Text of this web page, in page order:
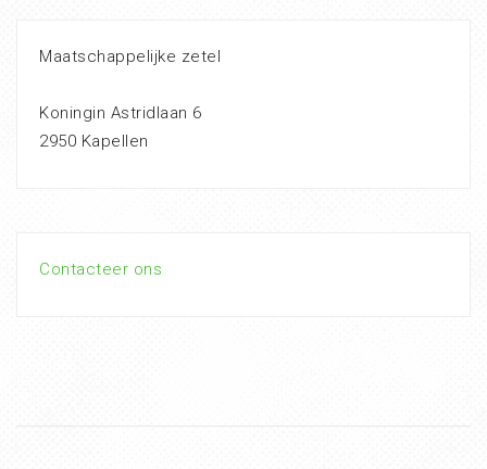
Maatschappelijke zetel
Koningin Astridlaan 6
2950 Kapellen
Contacteer ons